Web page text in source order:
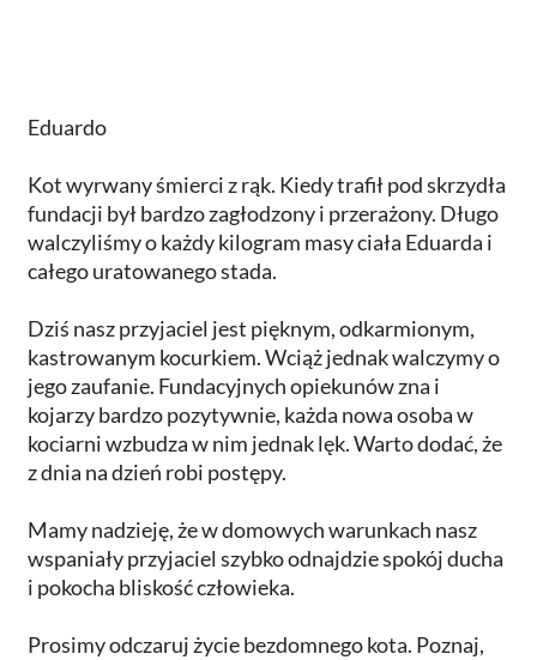
Eduardo
Kot wyrwany śmierci z rąk. Kiedy trafił pod skrzydła
fundacji był bardzo zagłodzony i przerażony. Długo
walczyliśmy o każdy kilogram masy ciała Eduarda i
całego uratowanego stada.
Dziś nasz przyjaciel jest pięknym, odkarmionym,
kastrowanym kocurkiem. Wciąż jednak walczymy o
jego zaufanie. Fundacyjnych opiekunów zna i
kojarzy bardzo pozytywnie, każda nowa osoba w
kociarni wzbudza w nim jednak lęk. Warto dodać, że
z dnia na dzień robi postępy.
Mamy nadzieję, że w domowych warunkach nasz
wspaniały przyjaciel szybko odnajdzie spokój ducha
i pokocha bliskość człowieka.
Prosimy odczaruj życie bezdomnego kota. Poznaj,